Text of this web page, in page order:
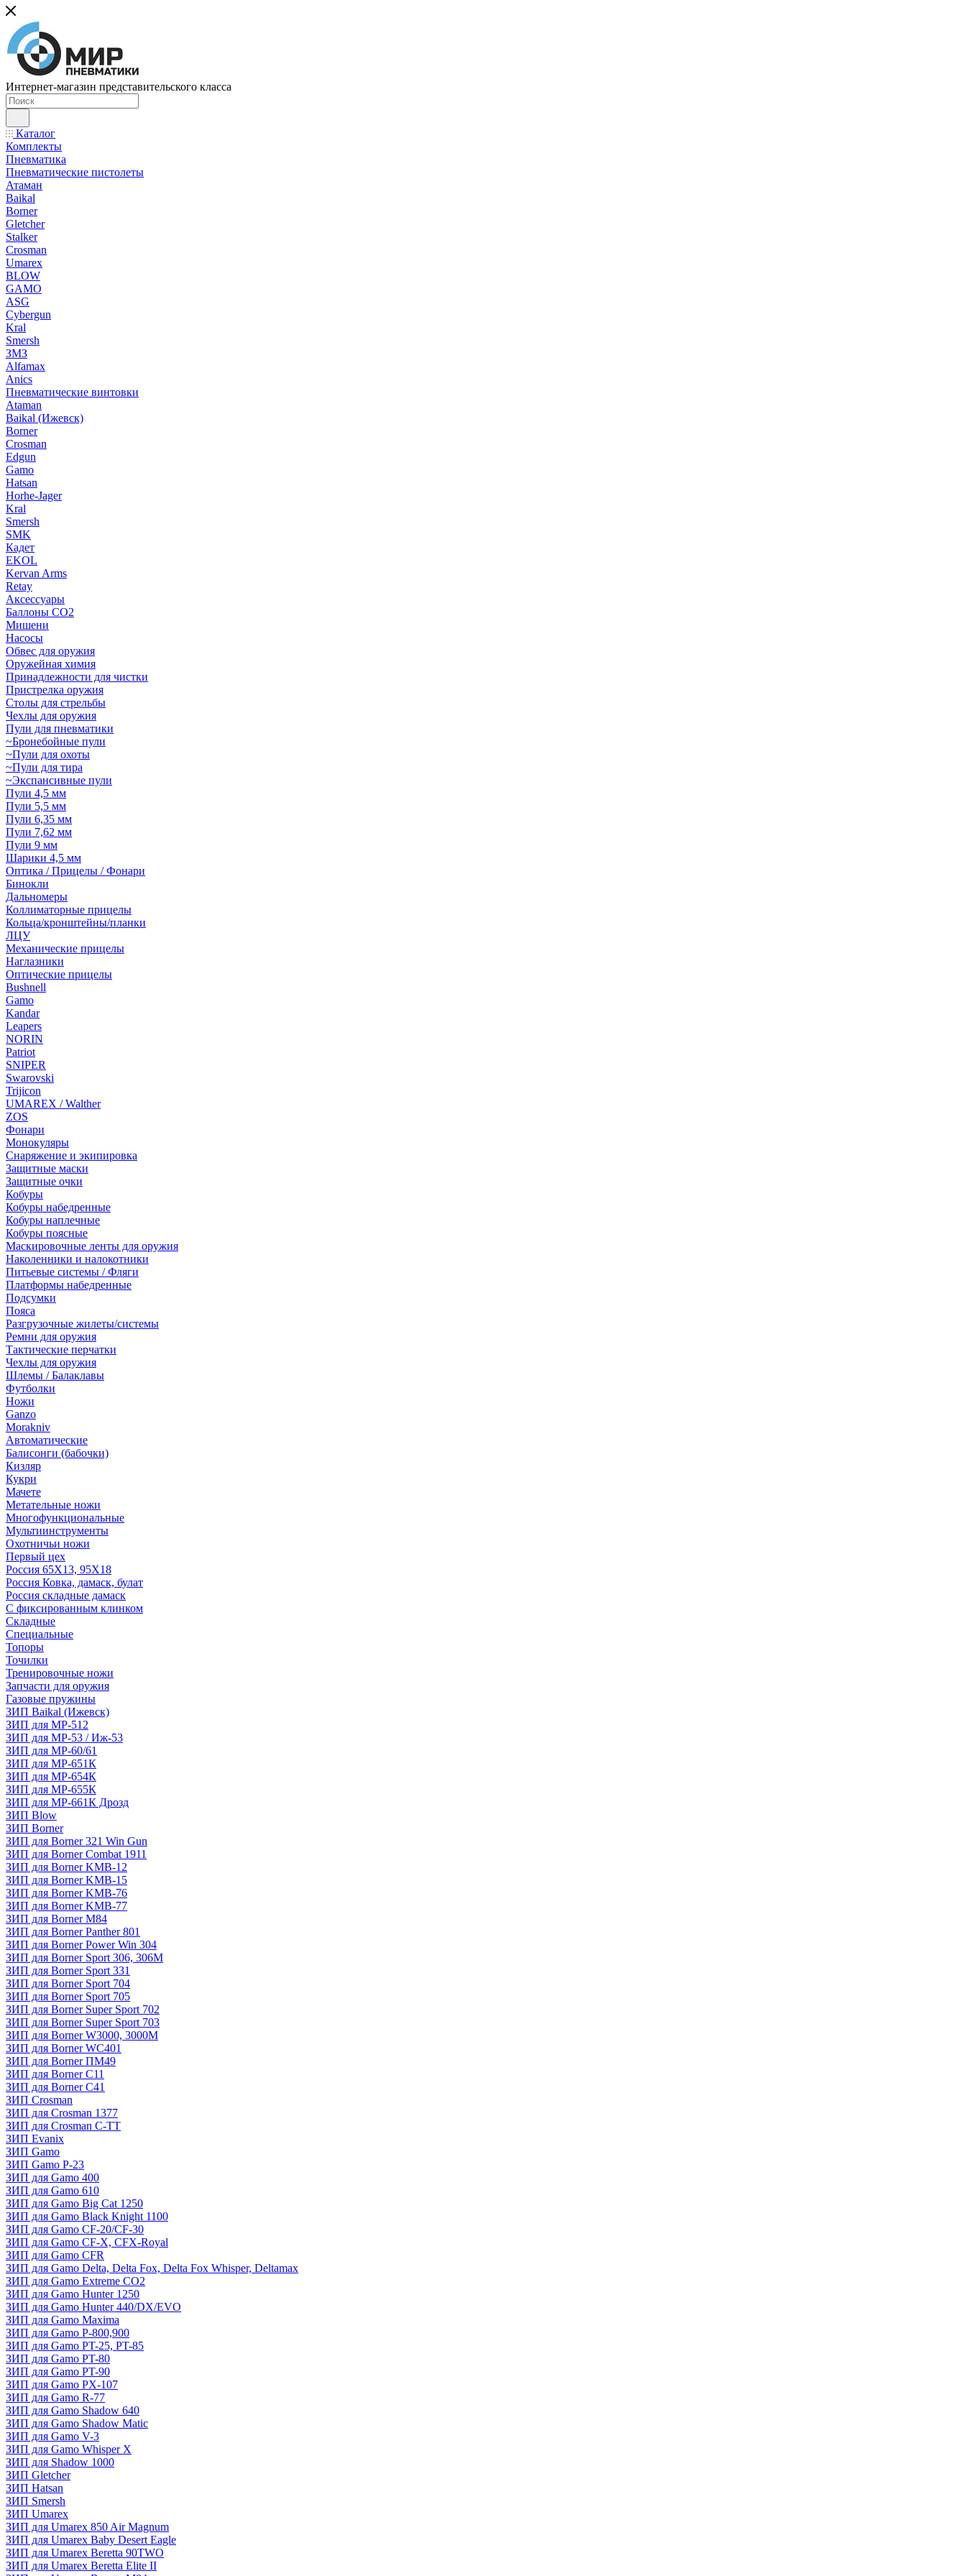
Интернет-магазин представительского класса
Каталог
Комплекты
Пневматика
Пневматические пистолеты
Атаман
Baikal
Borner
Gletcher
Stalker
Crosman
Umarex
BLOW
GAMO
ASG
Cybergun
Kral
Smersh
ЗМЗ
Alfamax
Anics
Пневматические винтовки
Ataman
Baikal (Ижевск)
Borner
Crosman
Edgun
Gamo
Hatsan
Horhe-Jager
Kral
Smersh
SMK
Кадет
EKOL
Kervan Arms
Retay
Аксессуары
Баллоны СО2
Мишени
Насосы
Обвес для оружия
Оружейная химия
Принадлежности для чистки
Пристрелка оружия
Столы для стрельбы
Чехлы для оружия
Пули для пневматики
~Бронебойные пули
~Пули для охоты
~Пули для тира
~Экспансивные пули
Пули 4,5 мм
Пули 5,5 мм
Пули 6,35 мм
Пули 7,62 мм
Пули 9 мм
Шарики 4,5 мм
Оптика / Прицелы / Фонари
Бинокли
Дальномеры
Коллиматорные прицелы
Кольца/кронштейны/планки
ЛЦУ
Механические прицелы
Наглазники
Оптические прицелы
Bushnell
Gamo
Kandar
Leapers
NORIN
Patriot
SNIPER
Swarovski
Trijicon
UMAREX / Walther
ZOS
Фонари
Монокуляры
Снаряжение и экипировка
Защитные маски
Защитные очки
Кобуры
Кобуры набедренные
Кобуры наплечные
Кобуры поясные
Маскировочные ленты для оружия
Наколенники и налокотники
Питьевые системы / Фляги
Платформы набедренные
Подсумки
Пояса
Разгрузочные жилеты/системы
Ремни для оружия
Тактические перчатки
Чехлы для оружия
Шлемы / Балаклавы
Футболки
Ножи
Ganzo
Morakniv
Автоматические
Балисонги (бабочки)
Кизляр
Кукри
Мачете
Метательные ножи
Многофункциональные
Мультиинструменты
Охотничьи ножи
Первый цех
Россия 65Х13, 95Х18
Россия Ковка, дамаск, булат
Россия складные дамаск
С фиксированным клинком
Складные
Специальные
Топоры
Точилки
Тренировочные ножи
Запчасти для оружия
Газовые пружины
ЗИП Baikal (Ижевск)
ЗИП для МР-512
ЗИП для МР-53 / Иж-53
ЗИП для МР-60/61
ЗИП для МР-651К
ЗИП для МР-654К
ЗИП для МР-655К
ЗИП для МР-661К Дрозд
ЗИП Blow
ЗИП Borner
ЗИП для Borner 321 Win Gun
ЗИП для Borner Combat 1911
ЗИП для Borner KMB-12
ЗИП для Borner KMB-15
ЗИП для Borner KMB-76
ЗИП для Borner KMB-77
ЗИП для Borner M84
ЗИП для Borner Panther 801
ЗИП для Borner Power Win 304
ЗИП для Borner Sport 306, 306M
ЗИП для Borner Sport 331
ЗИП для Borner Sport 704
ЗИП для Borner Sport 705
ЗИП для Borner Super Sport 702
ЗИП для Borner Super Sport 703
ЗИП для Borner W3000, 3000М
ЗИП для Borner WC401
ЗИП для Borner ПМ49
ЗИП для Borner С11
ЗИП для Borner С41
ЗИП Crosman
ЗИП для Crosman 1377
ЗИП для Crosman C-TT
ЗИП Evanix
ЗИП Gamo
ЗИП Gamo P-23
ЗИП для Gamo 400
ЗИП для Gamo 610
ЗИП для Gamo Big Cat 1250
ЗИП для Gamo Black Knight 1100
ЗИП для Gamo CF-20/CF-30
ЗИП для Gamo CF-X, CFX-Royal
ЗИП для Gamo CFR
ЗИП для Gamo Delta, Delta Fox, Delta Fox Whisper, Deltamax
ЗИП для Gamo Extreme CO2
ЗИП для Gamo Hunter 1250
ЗИП для Gamo Hunter 440/DX/EVO
ЗИП для Gamo Maxima
ЗИП для Gamo P-800,900
ЗИП для Gamo PT-25, PT-85
ЗИП для Gamo PT-80
ЗИП для Gamo PT-90
ЗИП для Gamo PX-107
ЗИП для Gamo R-77
ЗИП для Gamo Shadow 640
ЗИП для Gamo Shadow Matic
ЗИП для Gamo V-3
ЗИП для Gamo Whisper X
ЗИП для Shadow 1000
ЗИП Gletcher
ЗИП Hatsan
ЗИП Smersh
ЗИП Umarex
ЗИП для Umarex 850 Air Magnum
ЗИП для Umarex Baby Desert Eagle
ЗИП для Umarex Beretta 90TWO
ЗИП для Umarex Beretta Elite II